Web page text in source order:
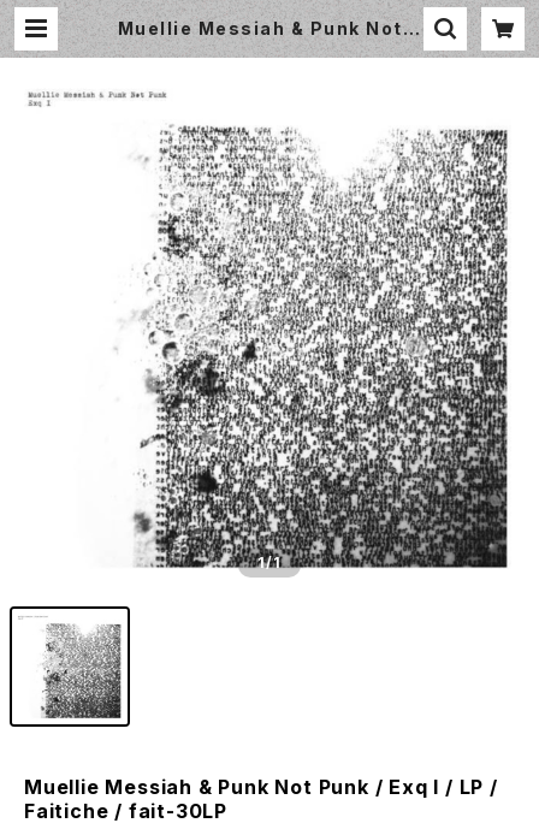
Muellie Messiah & Punk Not P
unk / Exq I / LP / Faitiche / fait
1/1
Muellie Messiah & Punk Not Punk / Exq I / LP /
Faitiche / fait-30LP